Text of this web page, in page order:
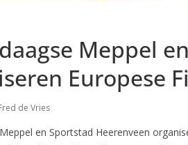
Meppel
Europese
de Vries
en Sportstad Heerenveen